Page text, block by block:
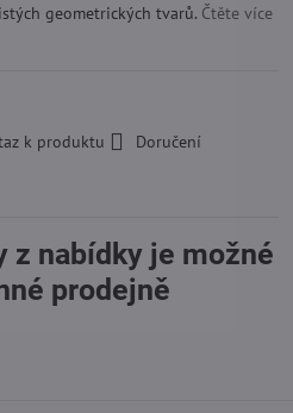
geometrických tvarů. Čtěte více
k produktu
Doručení
z nabídky je možné
prodejně